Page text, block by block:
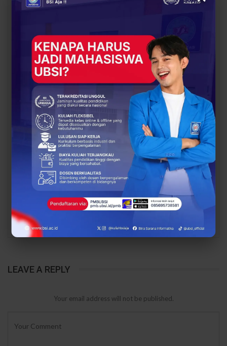
UBSI Buka Call for
Papers ICAISD 2026,
Dorong Riset Teknologi
dan Keamanan Siber…
Siap Kuliah Berkualitas?
UBSI Cengkareng Gelar
Open Booth Spesial
dengan Beasiswa…
BERITA
Dari Catatan Manual
Menuju Digital, UBSI
Bantu Bank Sampah
Dari Sampah Jadi
Rupiah, UBSI Bantu
Bank Sampah Mawar
Burangrang Go Digital
Lewat…
PREV
LEAVE A REPLY
Your email address will not be published.